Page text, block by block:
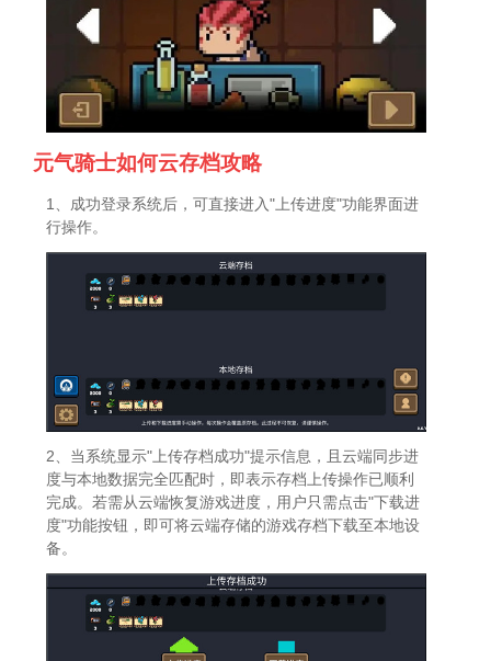
元气骑士如何云存档攻略
1、成功登录系统后，可直接进入"上传进度"功能界面进
行操作。
2、当系统显示"上传存档成功"提示信息，且云端同步进
度与本地数据完全匹配时，即表示存档上传操作已顺利
完成。若需从云端恢复游戏进度，用户只需点击"下载进
度"功能按钮，即可将云端存储的游戏存档下载至本地设
备。